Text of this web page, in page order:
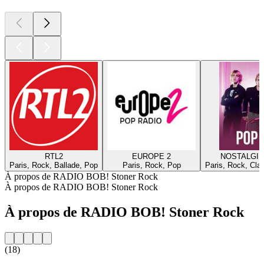
RTL2
Paris, Rock, Ballade, Pop
EUROPE 2
Paris, Rock, Pop
Paris, Rock,
À propos de RADIO BOB! Stoner Rock
À propos de RADIO BOB! Stoner Rock
À propos de RADIO BOB! Stoner Rock
(18)